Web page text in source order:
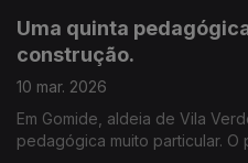
Uma quinta
construção.
10 mar. 2026
Em Gomide, aldeia de Vila
pedagógica muito particular. O